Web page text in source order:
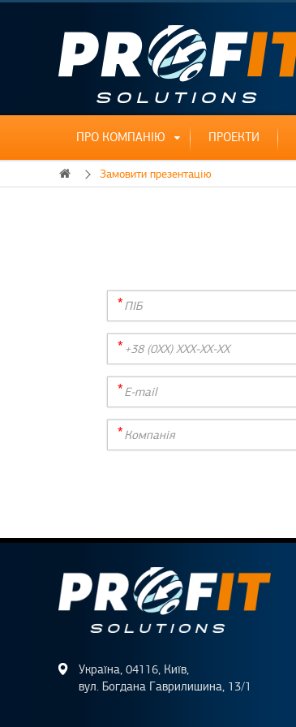
ПРО КОМПАНІЮ ПРОЕКТИ
Замовити презентацію
Україна, 04116, Київ,
вул. Богдана Гаврилишина, 13/1